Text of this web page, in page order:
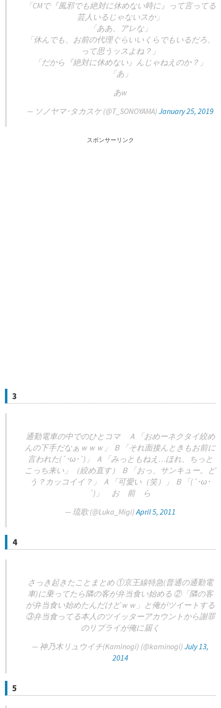
「CMで『風邪でも絶対に休めない時に』って言ってる
芸人いるじゃないスか」
「ああ、アレな」
「休んでも、お前の代理ぐらいいくらでもいるだろ、
って思うッスよね？」
「だから『絶対に休めない』んじゃねえのか？」
「あ」
あw
— ソノヤマ･タカスケ (@T_SONOYAMA) January 25, 2019
スポンサーリンク
3
通勤電車の中でのひとコマ Ａ「おめーネクタイ絞め
んの下手だなぁｗｗｗ」 Ｂ「それ面接んときもお前に
言われた(´･ω･`)」 Ａ「みっともねえ…ほれ、ちっと
こっち来い」（絞め直す） Ｂ「おっ、サンキュー。ど
う？カッコイイ？」 Ａ「可愛い（笑）」 Ｂ「(´･ω･
`)」 お 前 ら
— 琉歌 (@Luka_Migi)April 5, 2011
4
さっき起きたことまとめ ①京王線特急(普通の通勤電
車)に乗ってたら隣の客が弁当食い始める ②「隣の客
が弁当食い始めたんだけどｗｗ」と俺がツイートする
③弁当食ってる本人のツイッターアカウントから謝罪
のリプライが俺に届く
— 神乃木リュウイチ(Kaminogi) (@kaminogi) July 13,
2014
5